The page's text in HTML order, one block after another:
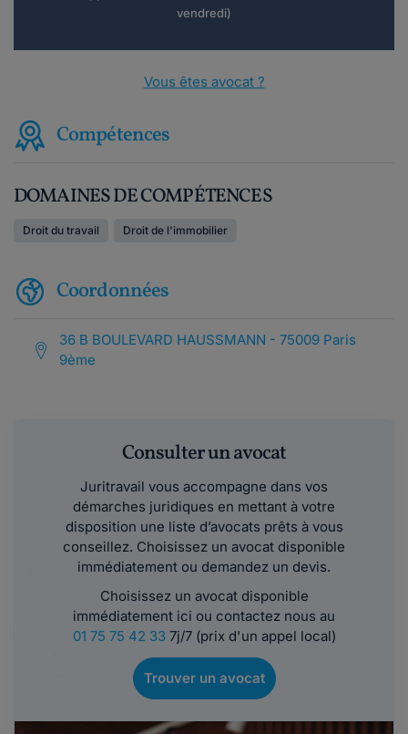
vendredi)
Vous êtes avocat ?
Compétences
DOMAINES DE COMPÉTENCES
Droit du travail Droit de l'immobilier
Coordonnées
36 B BOULEVARD HAUSSMANN - 75009 Paris
9ème
Consulter un avocat
Juritravail vous accompagne dans vos
démarches juridiques en mettant à votre
disposition une liste d’avocats prêts à vous
conseillez. Choisissez un avocat disponible
immédiatement ou demandez un devis.
Choisissez un avocat disponible
immédiatement ici ou contactez nous au
01 75 75 42 337j/7 (prix d'un appel local)
Trouver un avocat